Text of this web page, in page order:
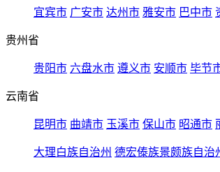
宜宾市 广安市 达州市 雅安市 巴中市
贵州省
贵阳市 六盘水市 遵义市 安顺市 毕节
云南省
昆明市 曲靖市 玉溪市 保山市 昭通市
大理白族自治州 德宏傣族景颇族自治